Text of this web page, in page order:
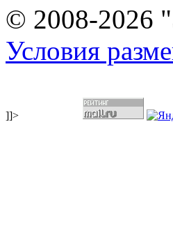
© 2008-2026
Условия
]]>